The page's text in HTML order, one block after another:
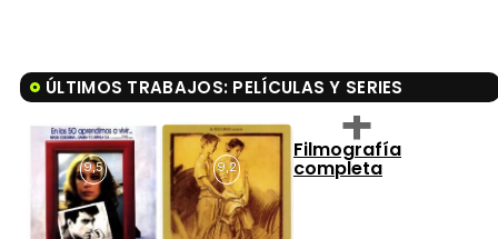
ÚLTIMOS TRABAJOS: PELÍCULAS Y SERIES
9,5 9,2
Filmografía
completa